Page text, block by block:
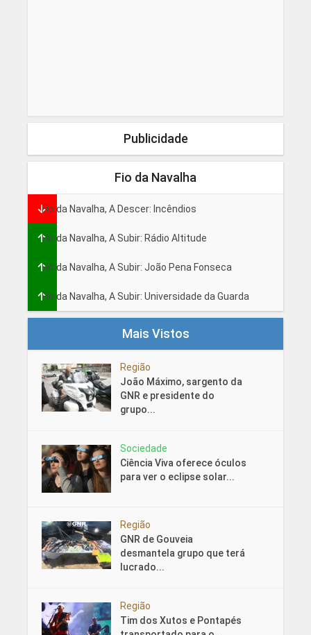
Publicidade
Fio da Navalha
Fio da Navalha, A Descer: Incêndios
Fio da Navalha, A Subir: Rádio Altitude
Fio da Navalha, A Subir: João Pena Fonseca
Fio da Navalha, A Subir: Universidade da Guarda
Mais Vistos
Região
João Máximo, sargento da
GNR e presidente do
grupo...
Sociedade
Ciência Viva oferece óculos
para ver o eclipse solar...
Região
GNR de Gouveia
desmantela grupo que terá
lucrado...
Região
Tim dos Xutos e Pontapés